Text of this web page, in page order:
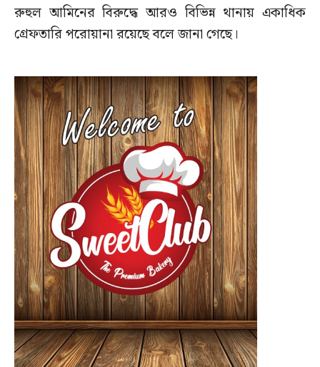
রুহুল আমিনের বিরুদ্ধে আরও বিভিন্ন থানায় একাধিক
গ্রেফতারি পরোয়ানা রয়েছে বলে জানা গেছে।